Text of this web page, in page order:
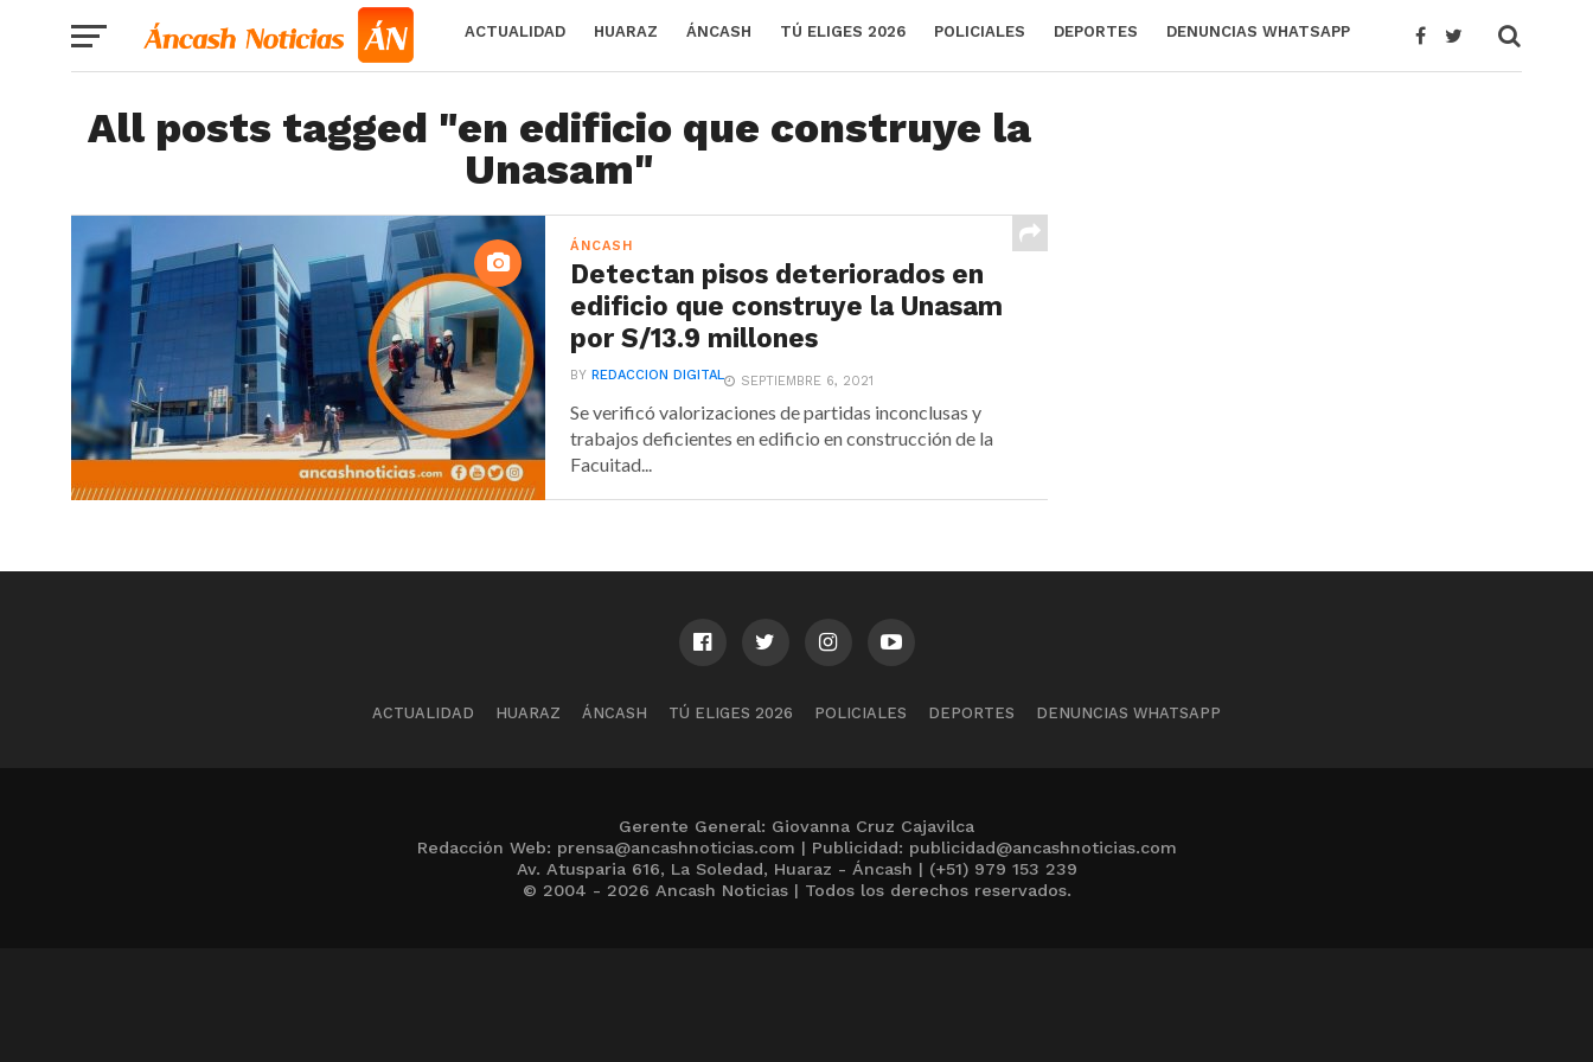
ACTUALIDAD HUARAZ ÁNCASH TÚ ELIGES 2026 POLICIALES DEPORTES DENUNCIAS WHATSAPP
All posts tagged "en edificio que construye la
Unasam"
ÁNCASH
Detectan pisos deteriorados en
edificio que construye la Unasam
por S/13.9 millones
BYREDACCION DIGITAL SEPTIEMBRE 6, 2021
Se verificó valorizaciones de partidas inconclusas y
trabajos deficientes en edificio en construcción de la
Facuitad...
ACTUALIDAD HUARAZ ÁNCASH TÚ ELIGES 2026 POLICIALES DEPORTES DENUNCIAS WHATSAPP
Gerente General: Giovanna Cruz Cajavilca
Redacción Web: prensa@ancashnoticias.com | Publicidad: publicidad@ancashnoticias.com
Av. Atusparia 616, La Soledad, Huaraz - Áncash | (+51) 979 153 239
© 2004 - 2026 Ancash Noticias | Todos los derechos reservados.